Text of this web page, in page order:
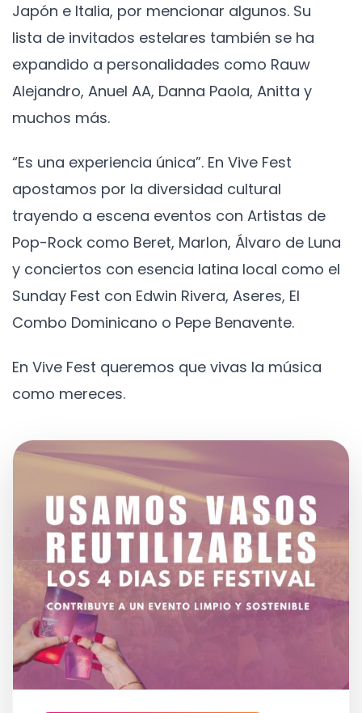
Japón e Italia, por mencionar algunos. Su
lista de invitados estelares también se ha
expandido a personalidades como Rauw
Alejandro, Anuel AA, Danna Paola, Anitta y
muchos más.
“Es una experiencia única”. En Vive Fest
apostamos por la diversidad cultural
trayendo a escena eventos con Artistas de
Pop-Rock como Beret, Marlon, Álvaro de Luna
y conciertos con esencia latina local como el
Sunday Fest con Edwin Rivera, Aseres, El
Combo Dominicano o Pepe Benavente.
En Vive Fest queremos que vivas la música
como mereces.